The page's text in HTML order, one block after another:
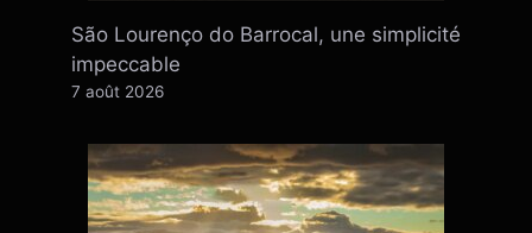
São Lourenço do Barrocal, une simplicité
impeccable
7 août 2026